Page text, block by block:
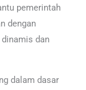
pemerintah
dengan
dan
dalam dasar